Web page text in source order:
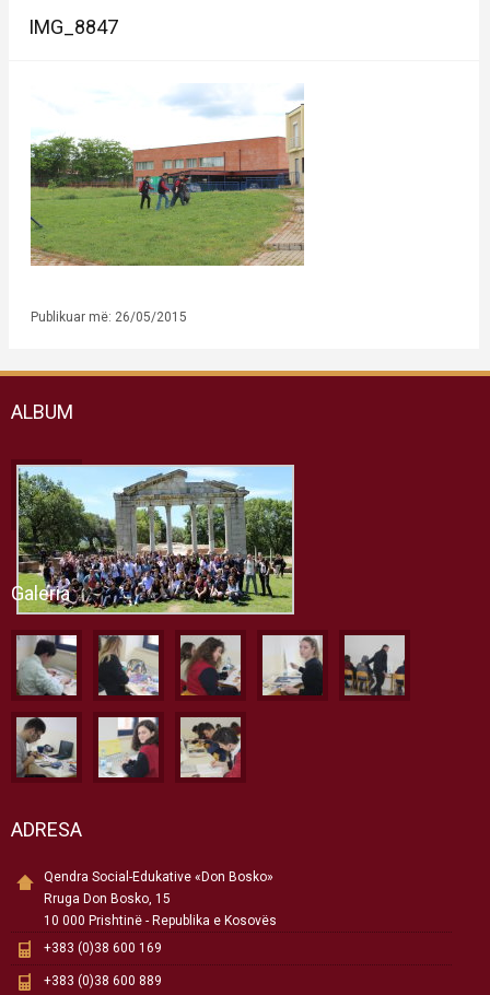
IMG_8847
Publikuar më: 26/05/2015
ALBUM
Galeria
ADRESA
Qendra Social-Edukative «Don Bosko»
Rruga Don Bosko, 15
10 000 Prishtinë - Republika e Kosovës
+383 (0)38 600 169
+383 (0)38 600 889